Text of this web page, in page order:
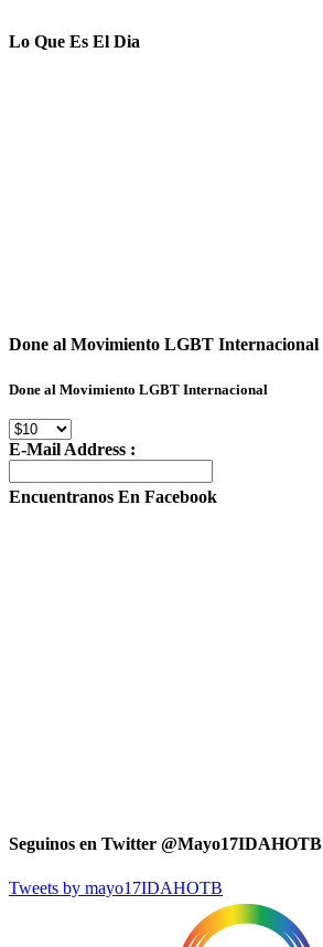
Lo Que Es El Dia
Done al Movimiento LGBT Internacional
Done al Movimiento LGBT Internacional
E-Mail Address :
Encuentranos En Facebook
Seguinos en Twitter @Mayo17IDAHOTB
Tweets by mayo17IDAHOTB